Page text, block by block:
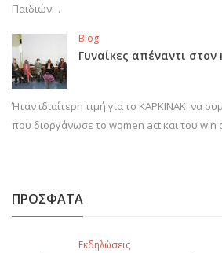
Παιδιών…
Blog
Γυναίκες απέναντι στον
Ήταν ιδιαίτερη τιμή για το ΚΑΡΚΙΝΑΚΙ να
που διοργάνωσε το women act και του win
ΠΡΟΣΦΑΤΑ
Εκδηλώσεις